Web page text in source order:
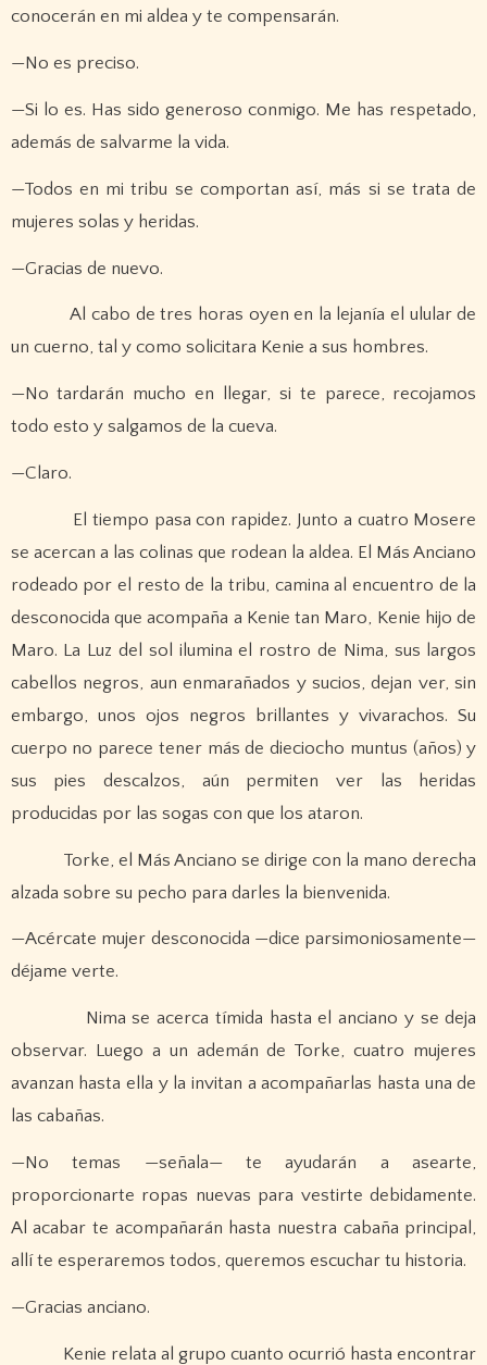
conocerán en mi aldea y te compensarán.
—No es preciso.
—Si lo es. Has sido generoso conmigo. Me has respetado,
además de salvarme la vida.
—Todos en mi tribu se comportan así, más si se trata de
mujeres solas y heridas.
—Gracias de nuevo.
Al cabo de tres horas oyen en la lejanía el ulular de
un cuerno, tal y como solicitara Kenie a sus hombres.
—No tardarán mucho en llegar, si te parece, recojamos
todo esto y salgamos de la cueva.
—Claro.
El tiempo pasa con rapidez. Junto a cuatro Mosere
se acercan a las colinas que rodean la aldea. El Más Anciano
rodeado por el resto de la tribu, camina al encuentro de la
desconocida que acompaña a Kenie tan Maro, Kenie hijo de
Maro. La Luz del sol ilumina el rostro de Nima, sus largos
cabellos negros, aun enmarañados y sucios, dejan ver, sin
embargo, unos ojos negros brillantes y vivarachos. Su
cuerpo no parece tener más de dieciocho muntus (años) y
sus pies descalzos, aún permiten ver las heridas
producidas por las sogas con que los ataron.
Torke, el Más Anciano se dirige con la mano derecha
alzada sobre su pecho para darles la bienvenida.
—Acércate mujer desconocida —dice parsimoniosamente—
déjame verte.
Nima se acerca tímida hasta el anciano y se deja
observar. Luego a un ademán de Torke, cuatro mujeres
avanzan hasta ella y la invitan a acompañarlas hasta una de
las cabañas.
—No temas —señala— te ayudarán a asearte,
proporcionarte ropas nuevas para vestirte debidamente.
Al acabar te acompañarán hasta nuestra cabaña principal,
allí te esperaremos todos, queremos escuchar tu historia.
—Gracias anciano.
Kenie relata al grupo cuanto ocurrió hasta encontrar